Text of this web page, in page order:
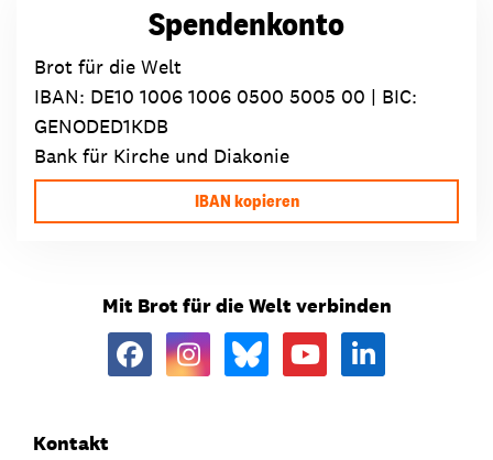
Spendenkonto
Brot für die Welt
IBAN: DE10 1006 1006 0500 5005 00 | BIC:
GENODED1KDB
Bank für Kirche und Diakonie
IBAN kopieren
Mit Brot für die Welt verbinden
Kontakt